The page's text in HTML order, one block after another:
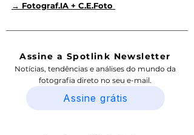
→ Fotograf.IA + C.E.Foto
Assine a Spotlink Newsletter
Notícias, tendências e análises do mundo da
fotografia direto no seu e-mail.
Assine grátis